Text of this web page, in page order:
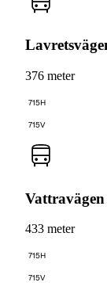
376 meter
715H
715V
Vattravägen
433 meter
715H
715V